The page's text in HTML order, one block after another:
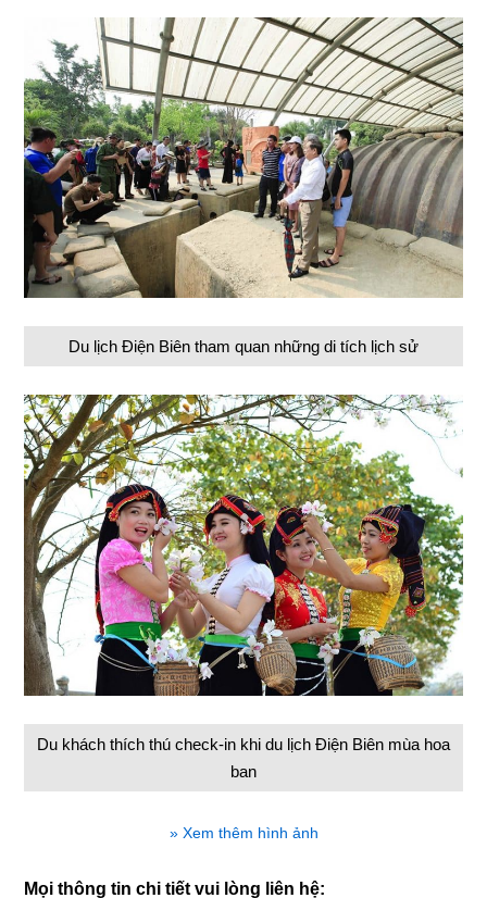
Du lịch Điện Biên tham quan những di tích lịch sử
Du khách thích thú check-in khi du lịch Điện Biên mùa hoa
ban
» Xem thêm hình ảnh
Mọi thông tin chi tiết vui lòng liên hệ: